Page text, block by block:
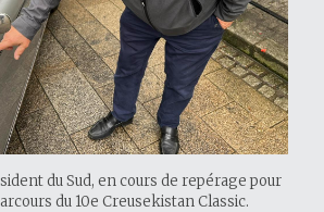
du Sud, en cours de repérage pour
du 10e Creusekistan Classic.